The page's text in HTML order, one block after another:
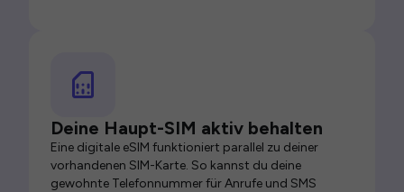
Deine Haupt-SIM aktiv behalten
Eine digitale eSIM funktioniert parallel zu deiner
vorhandenen SIM-Karte. So kannst du deine
gewohnte Telefonnummer für Anrufe und SMS